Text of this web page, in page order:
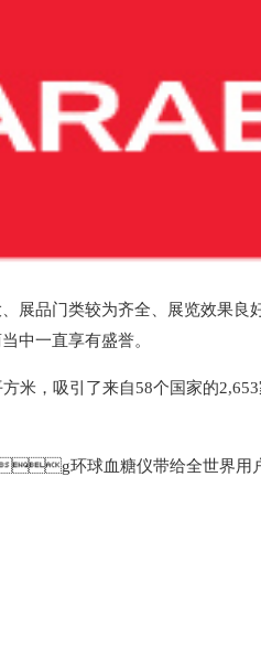
品门类较为齐全、展览效
中一直享有盛誉。
平方米，吸引了来自58个国家
环球血糖仪带给全世界用